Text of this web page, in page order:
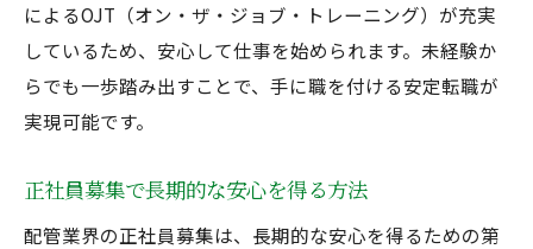
によるOJT（オン・ザ・ジョブ・トレーニング）が充実
しているため、安心して仕事を始められます。未経験か
らでも一歩踏み出すことで、手に職を付ける安定転職が
実現可能です。
正社員募集で長期的な安心を得る方法
配管業界の正社員募集は、長期的な安心を得るための第